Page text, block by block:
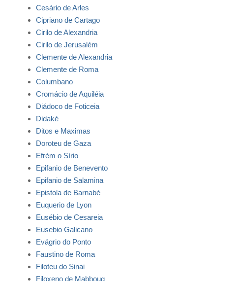
Cesário de Arles
Cipriano de Cartago
Cirilo de Alexandria
Cirilo de Jerusalém
Clemente de Alexandria
Clemente de Roma
Columbano
Cromácio de Aquiléia
Diádoco de Foticeia
Didaké
Ditos e Maximas
Doroteu de Gaza
Efrém o Sírio
Epifanio de Benevento
Epifanio de Salamina
Epistola de Barnabé
Euquerio de Lyon
Eusébio de Cesareia
Eusebio Galicano
Evágrio do Ponto
Faustino de Roma
Filoteu do Sinai
Filoxeno de Mabboug